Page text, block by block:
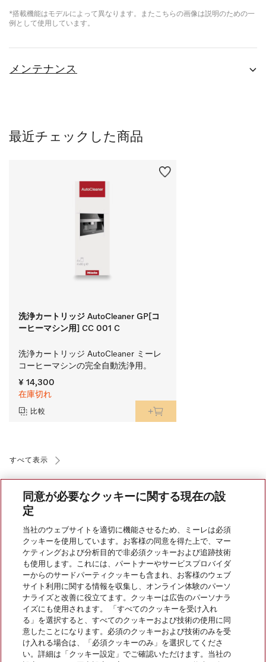
*搭載機能はモデルによって異なります。またこちらの画像は説明のための一
例として使用しています。
メンテナンス
最近チェックした商品
洗浄カートリッジ AutoCleaner GP[コ
ーヒーマシン用] CC 001 C
洗浄カートリッジ AutoCleaner ミーレ
コーヒーマシンの完全自動洗浄用。
¥ 14,300
在庫切れ
比較
すべて表示
会社案内
サービス
同意が必要なクッキーに関する現在の設
定
当社のウェブサイトを適切に機能させるため、ミーレは必須
クッキーを使用しています。お客様の同意を得た上で、マー
ケティングおよび分析目的で非必須クッキーおよび追跡技術
も使用します。これには、パートナーやサービスプロバイダ
ーからのサードパーティクッキーも含まれ、お客様のウェブ
サイト利用に関する情報を収集し、オンライン体験のパーソ
ナライズと改善に役立てます。クッキーは広告のパーソナラ
イズにも使用されます。 「すべてのクッキーを受け入れ
る」を選択すると、すべてのクッキーおよび技術の使用に同
意したことになります。必須のクッキーおよび技術のみを受
け入れる場合は、「必須クッキーのみ」を選択してくださ
い。詳細は「クッキー設定」でご確認いただけます。当社の